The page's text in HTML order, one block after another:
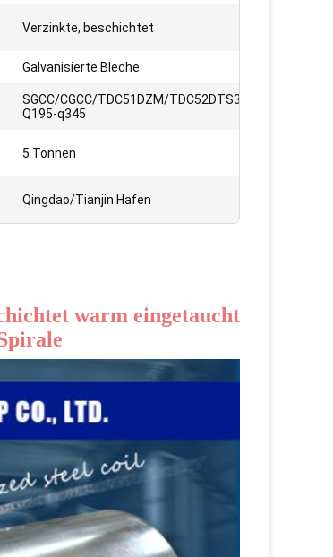
Verzinkte, beschichtet
Galvanisierte Bleche
SGCC/CGCC/TDC51DZM/TDC52DTS350GD/
Q195-q345
5 Tonnen
Qingdao/Tianjin Hafen
warm eingetaucht